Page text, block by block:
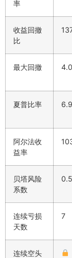
率
收益回撤
比
最大回撤
夏普比率
阿尔法收
益率
贝塔风险
系数
连续亏损
天数
7
连续空头